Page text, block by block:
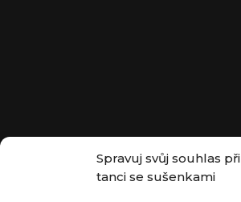
Spravuj svůj souhlas při
tanci se sušenkami